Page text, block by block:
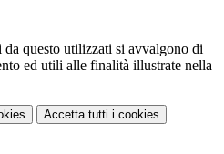
questo utilizzati si avvalgono di
ed utili alle finalità illustrate nella
Accetta tutti i cookies